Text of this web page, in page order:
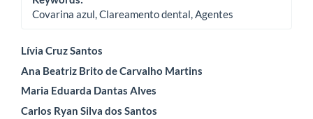
Covarina azul, Clareamento dental, Agentes
Main
Article
Content
Lívia Cruz Santos
Ana Beatriz Brito de Carvalho Martins
Maria Eduarda Dantas Alves
Carlos Ryan Silva dos Santos